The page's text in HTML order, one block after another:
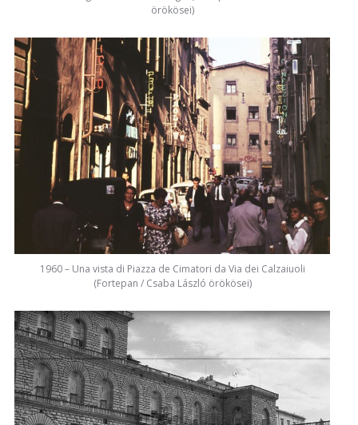
örökösei)
1960 – Una vista di Piazza de Cimatori da Via dei Calzaiuoli
(Fortepan / Csaba László örökösei)